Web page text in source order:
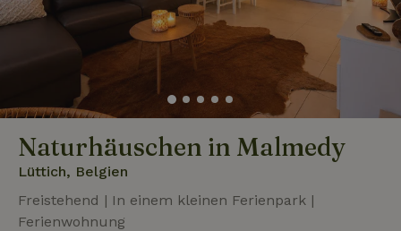
Naturhäuschen in Malmedy
Lüttich, Belgien
Freistehend | In einem kleinen Ferienpark |
Ferienwohnung